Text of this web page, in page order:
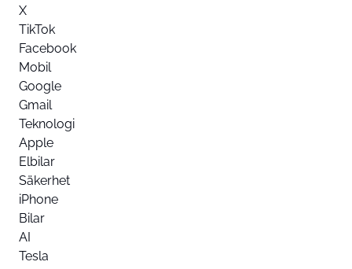
X
TikTok
Facebook
Mobil
Google
Gmail
Teknologi
Apple
Elbilar
Säkerhet
iPhone
Bilar
AI
Tesla